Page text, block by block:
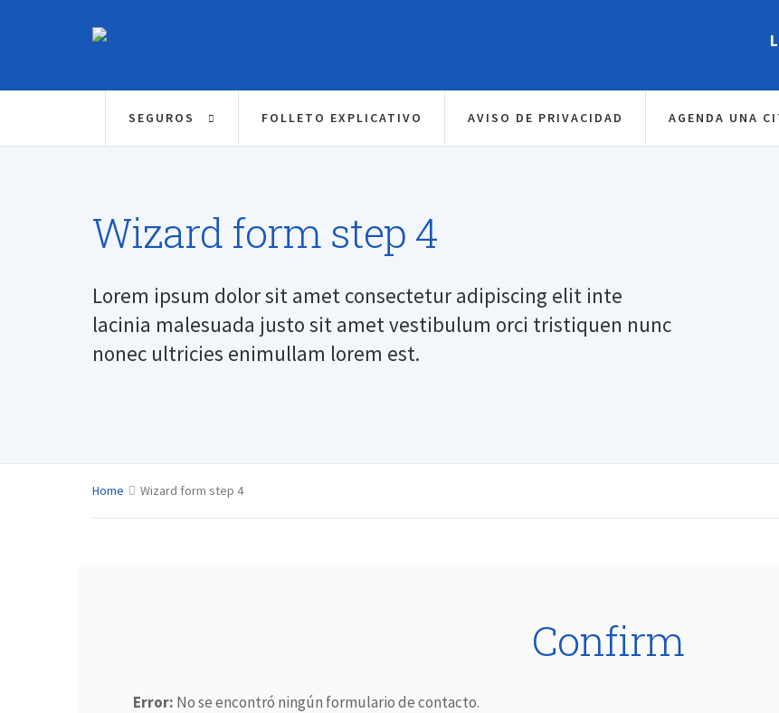
SEGUROS FOLLETO EXPLICATIVO AVISO DE PRIVACIDAD AGENDA UNA
Wizard form step 4
Lorem ipsum dolor sit amet consectetur adipiscing elit inte
lacinia malesuada justo sit amet vestibulum orci tristiquen nunc
nonec ultricies enimullam lorem est.
Home Wizard form step 4
Confirm
Error: No se encontró ningún formulario de contacto.